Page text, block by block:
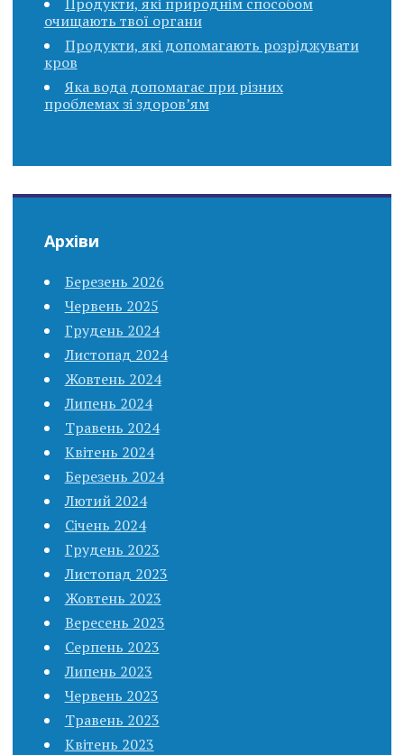
очищають твої органи
Продукти, які допомагають розріджувати
кров
Яка вода допомагає при різних
проблемах зі здоров’ям
Архіви
Березень 2026
Червень 2025
Грудень 2024
Листопад 2024
Жовтень 2024
Липень 2024
Травень 2024
Квітень 2024
Березень 2024
Лютий 2024
Січень 2024
Грудень 2023
Листопад 2023
Жовтень 2023
Вересень 2023
Серпень 2023
Липень 2023
Червень 2023
Травень 2023
Квітень 2023